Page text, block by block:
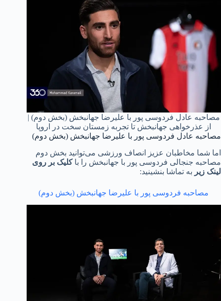
مصاحبه عادل فردوسی پور با علیرضا جهانبخش (بخش دوم) |
از عذرخواهی جهانبخش تا تجربه زمستان سخت در اروپا
مصاحبه عادل فردوسی پور با علیرضا جهانبخش (بخش دوم)
اما شما مخاطبان عزیز انصاف ورزشی می‌توانید بخش دوم
مصاحبه جنجالی فردوسی پور با جهانبخش را باکلیک بر روی
لینک زیر به تماشا بنشینید:
مصاحبه فردوسی پور با علیرضا جهانبخش (بخش دوم)